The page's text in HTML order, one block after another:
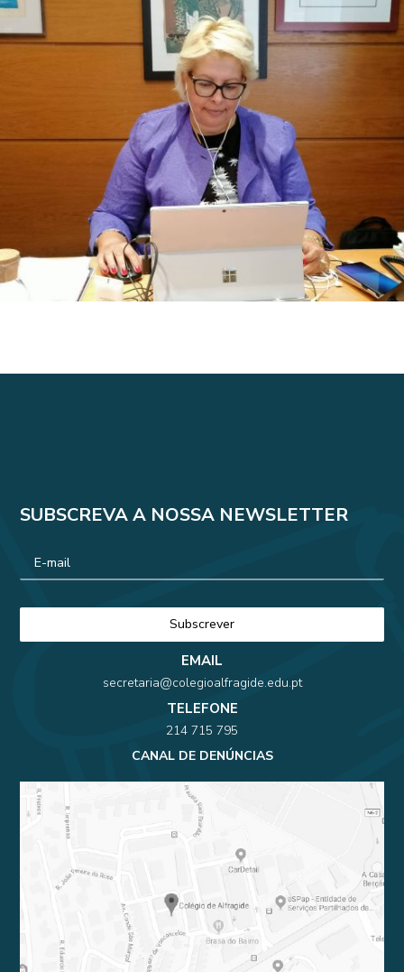
SUBSCREVA A NOSSA NEWSLETTER
EMAIL
secretaria@colegioalfragide.edu.pt
TELEFONE
214 715 795
CANAL DE DENÚNCIAS